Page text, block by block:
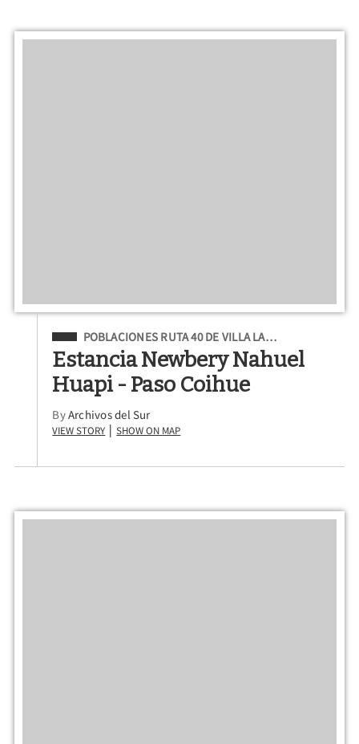
Filed Under
POBLACIONES RUTA 40 DE VILLA LA…
Estancia Newbery Nahuel
Huapi - Paso Coihue
ByArchivos del Sur
View Story | Show on Map